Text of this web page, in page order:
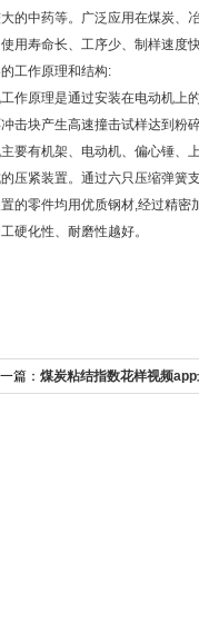
的中药等。广泛应用在煤炭、
、使用寿命长、工序少、制
工作原理和结构:
作原理是通过安装在电动机上的
击块产生高速撞击试样达到粉碎
要有机架、电动机、偏心
压紧装置。通过六只压缩弹簧支
的零件均用优质钢材,经过精密
硬化性、耐磨性越好。
篇： 煤炭粘结指数花样视频